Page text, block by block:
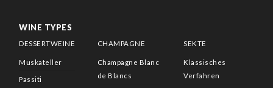
WINE TYPES
DESSERTWEINE
Muskateller
Passiti
CHAMPAGNE
Champagne Blanc
de Blancs
SEKTE
Klassisches
Verfahren